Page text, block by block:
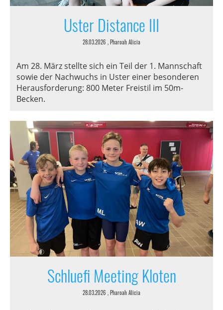
Uster Distance III
28.03.2026 , Pharoah Alicia
Am 28. März stellte sich ein Teil der 1. Mannschaft
sowie der Nachwuchs in Uster einer besonderen
Herausforderung: 800 Meter Freistil im 50m-
Becken.
Schluefi Meeting Kloten
28.03.2026 , Pharoah Alicia